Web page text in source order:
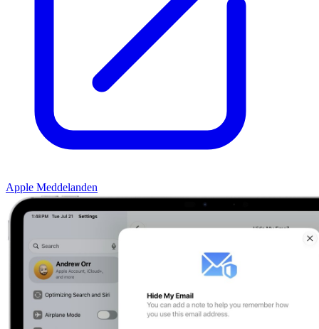
Apple Meddelanden